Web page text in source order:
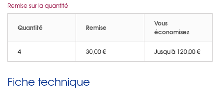
Remise sur la quantité
Quantité Remise
Vous
économisez
4 30,00 € Jusqu'à 120,00 €
Fiche technique